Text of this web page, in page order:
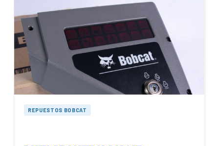
REPUESTOS BOBCAT